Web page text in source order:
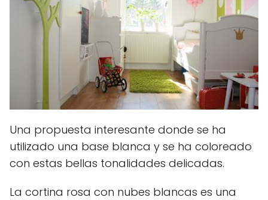
Una propuesta interesante donde se ha
utilizado una base blanca y se ha coloreado
con estas bellas tonalidades delicadas.
La cortina rosa con nubes blancas es una